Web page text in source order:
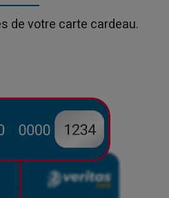
de votre carte cardeau.